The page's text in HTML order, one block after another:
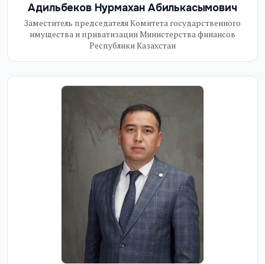
Адильбеков Нурмахан Абилькасымович
Заместитель председателя Комитета государственного
имущества и приватизации Министерства финансов
Республики Казахстан